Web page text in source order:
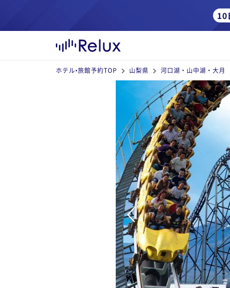
ホテル•旅館予約TOP 山梨県 河口湖・山中湖・大月